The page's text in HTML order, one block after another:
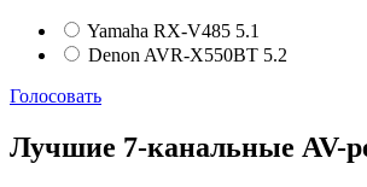
Yamaha RX-V485 5.1
Denon AVR-X550BT 5.2
Голосовать
Лучшие 7-канальные AV-